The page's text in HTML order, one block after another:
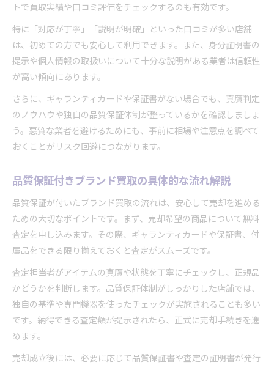
ブランド買取で損しないための品質保証の選び方
ブランドバッグの品質保証が買取額に与える影響
ブランドバッグ買取で品質保証が評価される理由
ブランド買取における品質保証の査定額アップ効
果
保証書がないブランドバッグを高く売る秘訣
ブランド買取で品質保証が重視されるバッグとは
品質保証の有無がブランド買取価格に及ぼす影響
本物証明の真贋保証をブランド買取で活かす方法
真贋保証を活かしたブランド買取の進め方と利点
ブランド買取で真贋保証サービスを利用する際の
注意
品質保証と真贋保証をブランド買取で使い分ける
コツ
ブランド買取時に真贋保証を依頼するメリット
トで買取実績や口コミ評価をチェックするのも有効です。
特に「対応が丁寧」「説明が明確」といった口コミが多い店舗
は、初めての方でも安心して利用できます。また、身分証明書の
提示や個人情報の取扱いについて十分な説明がある業者は信頼性
が高い傾向にあります。
さらに、ギャランティカードや保証書がない場合でも、真贋判定
のノウハウや独自の品質保証体制が整っているかを確認しましょ
う。悪質な業者を避けるためにも、事前に相場や注意点を調べて
おくことがリスク回避につながります。
品質保証付きブランド買取の具体的な流れ解説
品質保証が付いたブランド買取の流れは、安心して売却を進める
ための大切なポイントです。まず、売却希望の商品について無料
査定を申し込みます。その際、ギャランティカードや保証書、付
属品をできる限り揃えておくと査定がスムーズです。
査定担当者がアイテムの真贋や状態を丁寧にチェックし、正規品
かどうかを判断します。品質保証体制がしっかりした店舗では、
独自の基準や専門機器を使ったチェックが実施されることも多い
です。納得できる査定額が提示されたら、正式に売却手続きを進
めます。
売却成立後には、必要に応じて品質保証書や査定の証明書が発行